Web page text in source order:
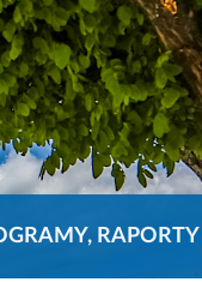
RAPORTY